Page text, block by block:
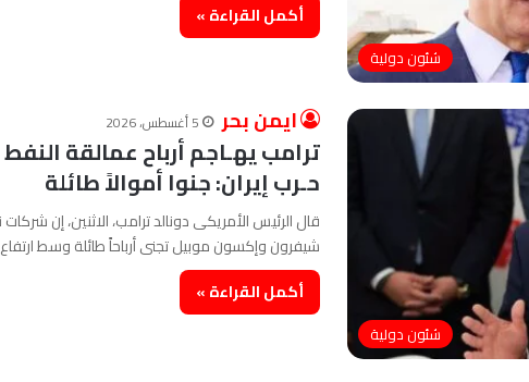
شئون دولية
أكمل القراءة »
شئون دولية
ايمن بحر 5 أغسطس، 2026
ترامب يهـاجم أرباح عمالقة
حـرب إيران: جنوا أموالاً طائلة
قال الرئيس الأمريكى دونالد ترامب، الاثنين، إن
شيفرون وإكسون موبيل تجنى أرباحاً طائلة وسط
أكمل القراءة »